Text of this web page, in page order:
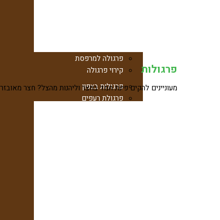
קירוי פרגולה
פרגולת רעפים
פרגולה למרפסת
פרגולות בצפון
פרגולות
מעוניינים להקים פינת חמד בחצר וליהנות מהצל? חצר